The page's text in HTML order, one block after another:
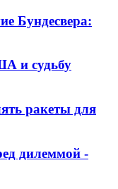
Бундесвера:
и судьбу
ракеты для
дилеммой -